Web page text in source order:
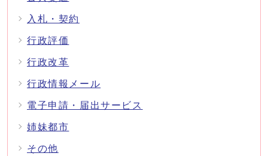
入札・契約
行政評価
行政改革
行政情報メール
電子申請・届出サービス
姉妹都市
その他